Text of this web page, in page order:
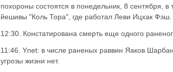
похороны состоятся в понедельник, 8 сентября,
йешивы "Коль Тора", где работал Леви Ицхак Фэш.
12:30. Констатирована смерть еще одного
11:46. Ynet: в числе раненых раввин Яаков
угрозы жизни нет.